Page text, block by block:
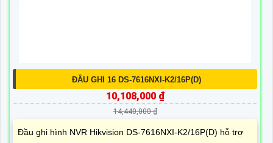
ĐẦU GHI 16 DS-7616NXI-K2/16P(D)
10,108,000 ₫
14,440,000 ₫
Đầu ghi hình NVR Hikvision DS-7616NXI-K2/16P(D) hỗ trợ